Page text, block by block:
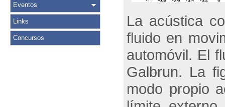
Eventos
Links
Concursos
La acústica
fluido en
automóvil. El
Galbrun. La
modo propio